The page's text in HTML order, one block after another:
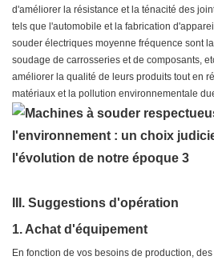
d'améliorer la résistance et la ténacité des
tels que l'automobile et la fabrication
souder électriques moyenne fréquence sont
soudage de carrosseries et de composants,
améliorer la qualité de leurs produits tout en
matériaux et la pollution environnementale
III. Suggestions d'opération
1. Achat d'équipement
En fonction de vos besoins de production,